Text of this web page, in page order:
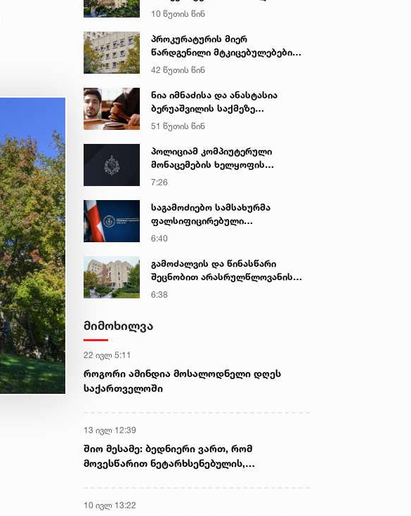
ღალატის და საბოტაჟის ფაქტზე
გამოძიება დაიწყო
10 წუთის წინ
პროკურატურის მიერ
წარდგენილი მტკიცებულებების
საფუძველზე ნარკოტიკული
საშუალების უკანონო შეძენის,
შენახვის და რეალიზაციის
ფაქტზე ბრალდებულს
თავისუფლების აღკვეთა მიუსაჯა
42 წუთის წინ
ნია იმნაძისა და ანასტასია
ბერუაშვილის საქმეზე
სასამართლო დღეს იმსჯელებს
51 წუთის წინ
პოლიციამ კომპიუტერული
მონაცემების ხელყოფის
ბრალდებით ერთი პირი დააკავა,
სისხლისსამართლებრივი დევნა
დაუსწრებლად დაიწყო
7:26
საგამოძიებო სამსახურმა
ფალსიფიცირებული
ალკოჰოლური სასმელებისა და
დამზადება-გასაღების ფაქტზე 3
პირი დააკავა
6:40
გამოძალვის და წინასწარი
შეცნობით არასრულწლოვანის
გამოსახულების შემცველი
გავრცელების ფაქტებზე, ერთ
6:38
მიმოხილვა
22 ივლ 5:11
როგორი ამინდია მოსალოდნელი დღეს
საქართველოში
13 ივლ 12:39
შიო მესამე: ბედნიერი ვართ, რომ
მოვესწარით ნეტარხსენებულის,
10 ივლ 13:22